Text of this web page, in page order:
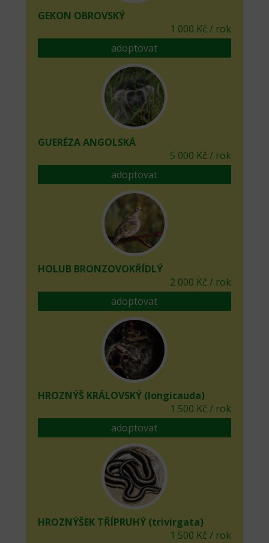
GEKON OBROVSKÝ
1 000 Kč / rok
adoptovat
GUERÉZA ANGOLSKÁ
5 000 Kč / rok
adoptovat
HOLUB BRONZOVOKŘÍDLÝ
2 000 Kč / rok
adoptovat
HROZNÝŠ KRÁLOVSKÝ (longicauda)
1 500 Kč / rok
adoptovat
HROZNÝŠEK TŘÍPRUHÝ (trivirgata)
1 500 Kč / rok